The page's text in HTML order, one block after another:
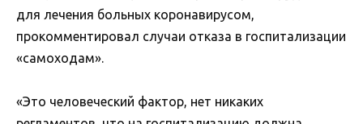
для лечения больных коронавирусом,
прокомментировал случаи отказа в госпитализации
«самоходам».
«Это человеческий фактор, нет никаких